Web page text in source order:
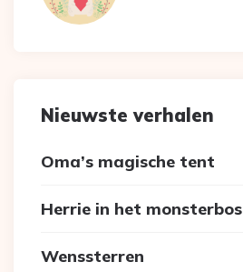
Nieuwste verhalen
Oma’s magische tent
Herrie in het monsterbos
Wenssterren